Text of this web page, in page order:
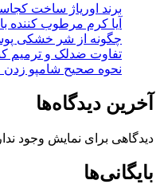
برند اوریاژ ساخت
آیا کرم مرطوب
چگونه از شر خشکی
تفاوت ضدلک و ترمیم
نحوه صحیح شامپو زدن
آخرین دیدگاه‌ها
دیدگاهی برای نمایش وجود
بایگانی‌ها